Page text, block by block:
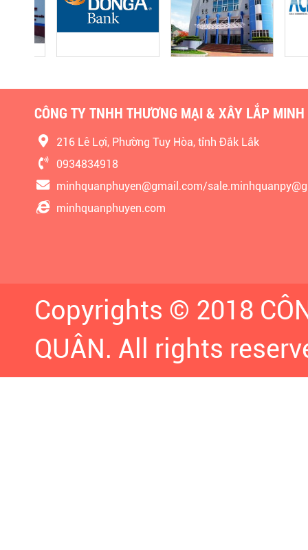
CÔNG TY TNHH THƯƠNG MẠI & XÂY LẮP
216 Lê Lợi, Phường Tuy Hòa, tỉnh Đắk Lắk
0934834918
minhquanphuyen@gmail.com/
minhquanphuyen.com
Copyrights © 2018
QUÂN. All rights